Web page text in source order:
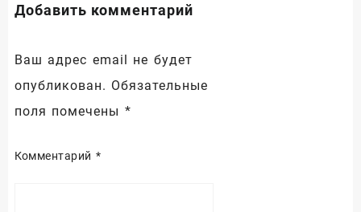
Добавить комментарий
Ваш адрес email не будет
опубликован. Обязательные
поля помечены *
Комментарий *